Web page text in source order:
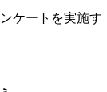
ケートを実施す